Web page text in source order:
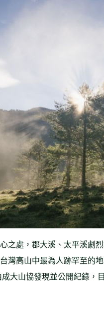
之處，郡大溪、太平溪劇
灣高山中最為人跡罕至的
大山協發現並公開紀錄，